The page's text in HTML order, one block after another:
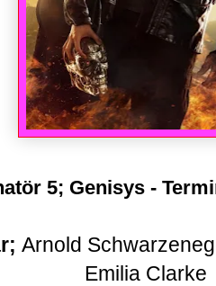
5; Genisys -
Arnold
Emilia Clarke